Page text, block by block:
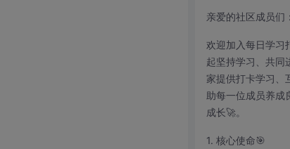
亲爱的社区成员们：
欢迎加入每日学习
起坚持学习、共同
家提供打卡学习、
助每一位成员养成
成长🚀。
1. 核心使命🎯